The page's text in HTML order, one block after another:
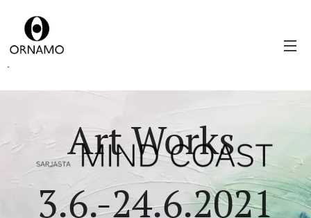
-
Art Works
3.6.-24.6.2021